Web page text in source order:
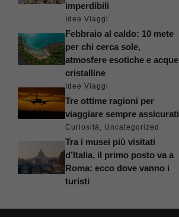
imperdibili
Idee Viaggi
Febbraio al caldo: 10 mete
per chi cerca sole,
atmosfere esotiche e acque
cristalline
Idee Viaggi
Tre ottime ragioni per
viaggiare sempre assicurati
Curiosità, Uncategorized
Tra i musei più visitati
d’Italia, il primo posto va a
Roma: ecco dove vanno i
turisti